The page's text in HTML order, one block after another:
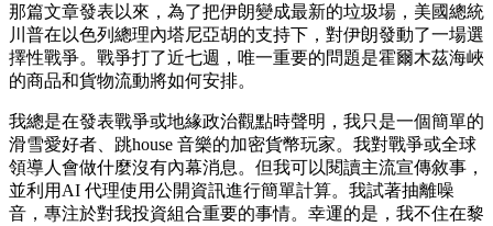
那篇文章發表以來，為了把伊朗變成最新的垃圾場，美國總統
川普在以色列總理內塔尼亞胡的支持下，對伊朗發動了一場選
擇性戰爭。戰爭打了近七週，唯一重要的問題是霍爾木茲海峽
的商品和貨物流動將如何安排。
我總是在發表戰爭或地緣政治觀點時聲明，我只是一個簡單的
滑雪愛好者、跳house 音樂的加密貨幣玩家。我對戰爭或全球
領導人會做什麼沒有內幕消息。但我可以閱讀主流宣傳敘事，
並利用AI 代理使用公開資訊進行簡單計算。我試著抽離噪
音，專注於對我投資組合重要的事情。幸運的是，我不住在黎